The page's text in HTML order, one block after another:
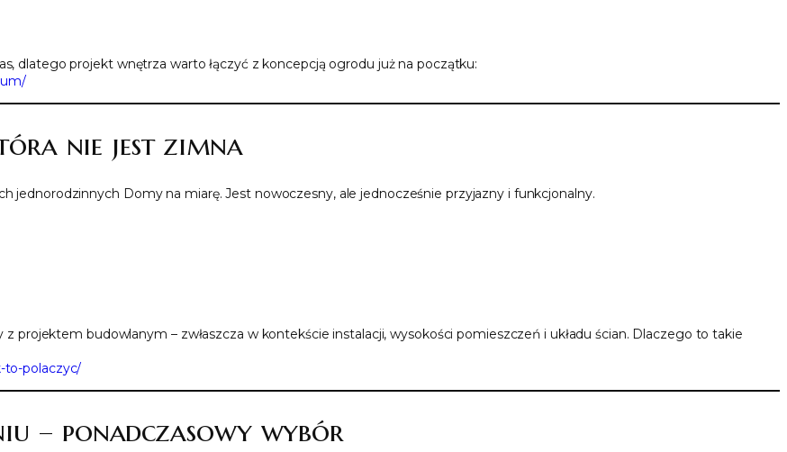
dlatego projekt wnętrza warto łączyć z koncepcją ogrodu już na początku:
nie jest zimna
jednorodzinnych Domy na miarę. Jest nowoczesny, ale jednocześnie przyjazny i funkcjonalny.
projektem budowlanym – zwłaszcza w kontekście instalacji, wysokości pomieszczeń i układu ścian. Dlaczego to takie
to-polaczyc/
– ponadczasowy wybór